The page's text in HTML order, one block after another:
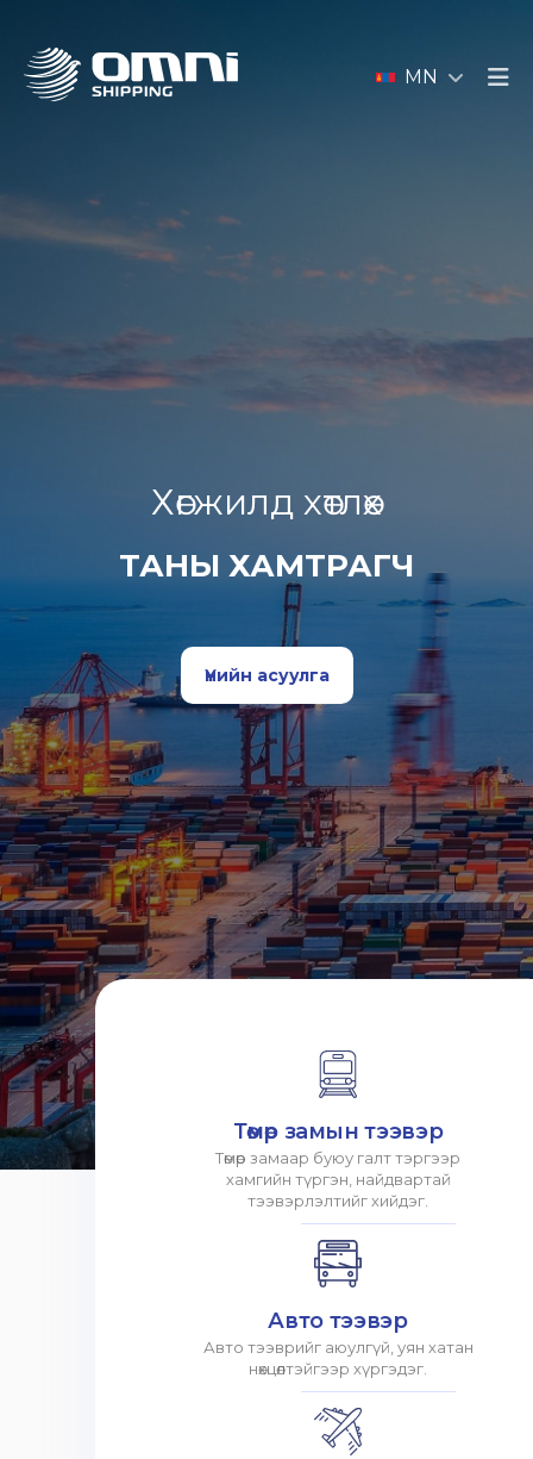
MN
Хөгжилд хөтлөх
ТАНЫ ХАМТРАГЧ
Үнийн асуулга
Төмөр замын тээвэр
Төмөр замаар буюу галт тэргээр
хамгийн түргэн, найдвартай
тээвэрлэлтийг хийдэг.
Авто тээвэр
Авто тээврийг аюулгүй, уян хатан
нөхцөлтэйгээр хүргэдэг.